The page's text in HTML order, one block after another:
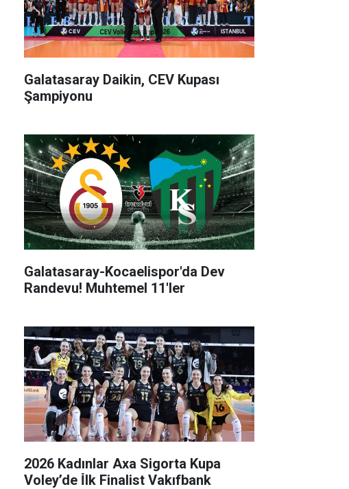
Galatasaray Daikin, CEV Kupası
Şampiyonu
Galatasaray-Kocaelispor'da Dev
Randevu! Muhtemel 11'ler
2026 Kadınlar Axa Sigorta Kupa
Voley’de İ̇lk Finalist Vakıfbank